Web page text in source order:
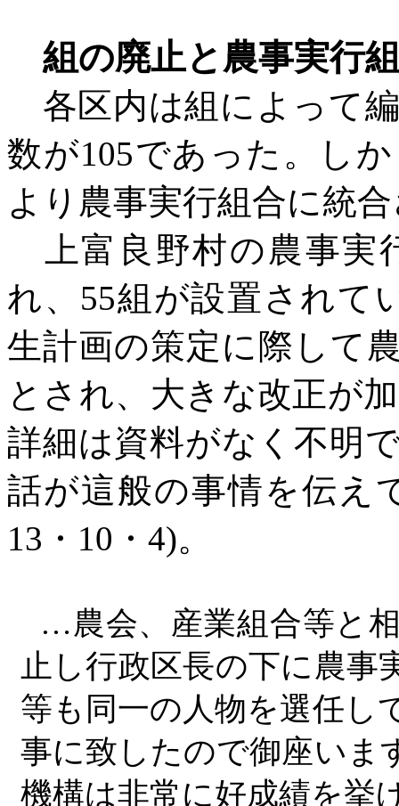
組の廃止と農事実行
各区内は組によって
数が105であった。し
より農事実行組合に統
上富良野村の農事実
れ、55組が設置されて
生計画の策定に際して
とされ、大きな改正が
詳細は資料がなく不明
話が這般の事情を伝え
13・10・4)。
…農会、産業組合等と
止し行政区長の下に農事
等も同一の人物を選任し
事に致したので御座いま
機構は非常に好成績を挙